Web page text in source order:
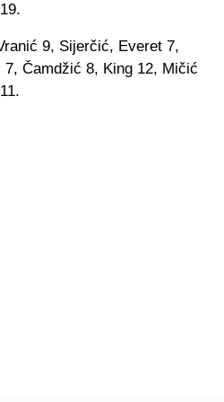
9, Sijerčić, Everet 7,
Čamdžić 8, King 12, Mičić